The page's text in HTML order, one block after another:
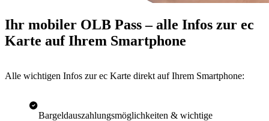
Ihr mobiler OLB Pass – alle Infos zur ec
Karte auf Ihrem Smartphone
Alle wichtigen Infos zur ec Karte direkt auf Ihrem Smartphone:
Bargeldauszahlungsmöglichkeiten & wichtige